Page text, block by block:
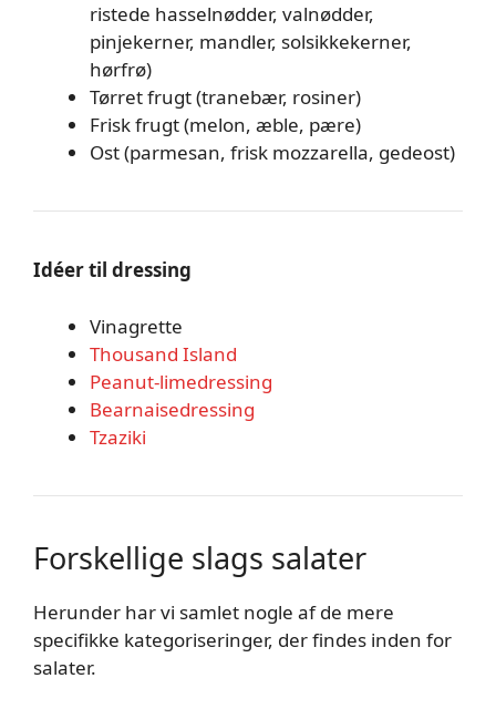
ristede hasselnødder, valnødder,
pinjekerner, mandler, solsikkekerner,
hørfrø)
Tørret frugt (tranebær, rosiner)
Frisk frugt (melon, æble, pære)
Ost (parmesan, frisk mozzarella, gedeost)
Idéer til dressing
Vinagrette
Thousand Island
Peanut-limedressing
Bearnaisedressing
Tzaziki
Forskellige slags salater
Herunder har vi samlet nogle af de mere
specifikke kategoriseringer, der findes inden for
salater.